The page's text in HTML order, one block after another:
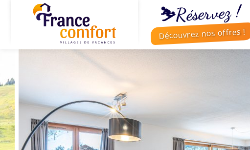
⛷️Réservez !
Découvrez nos offres !